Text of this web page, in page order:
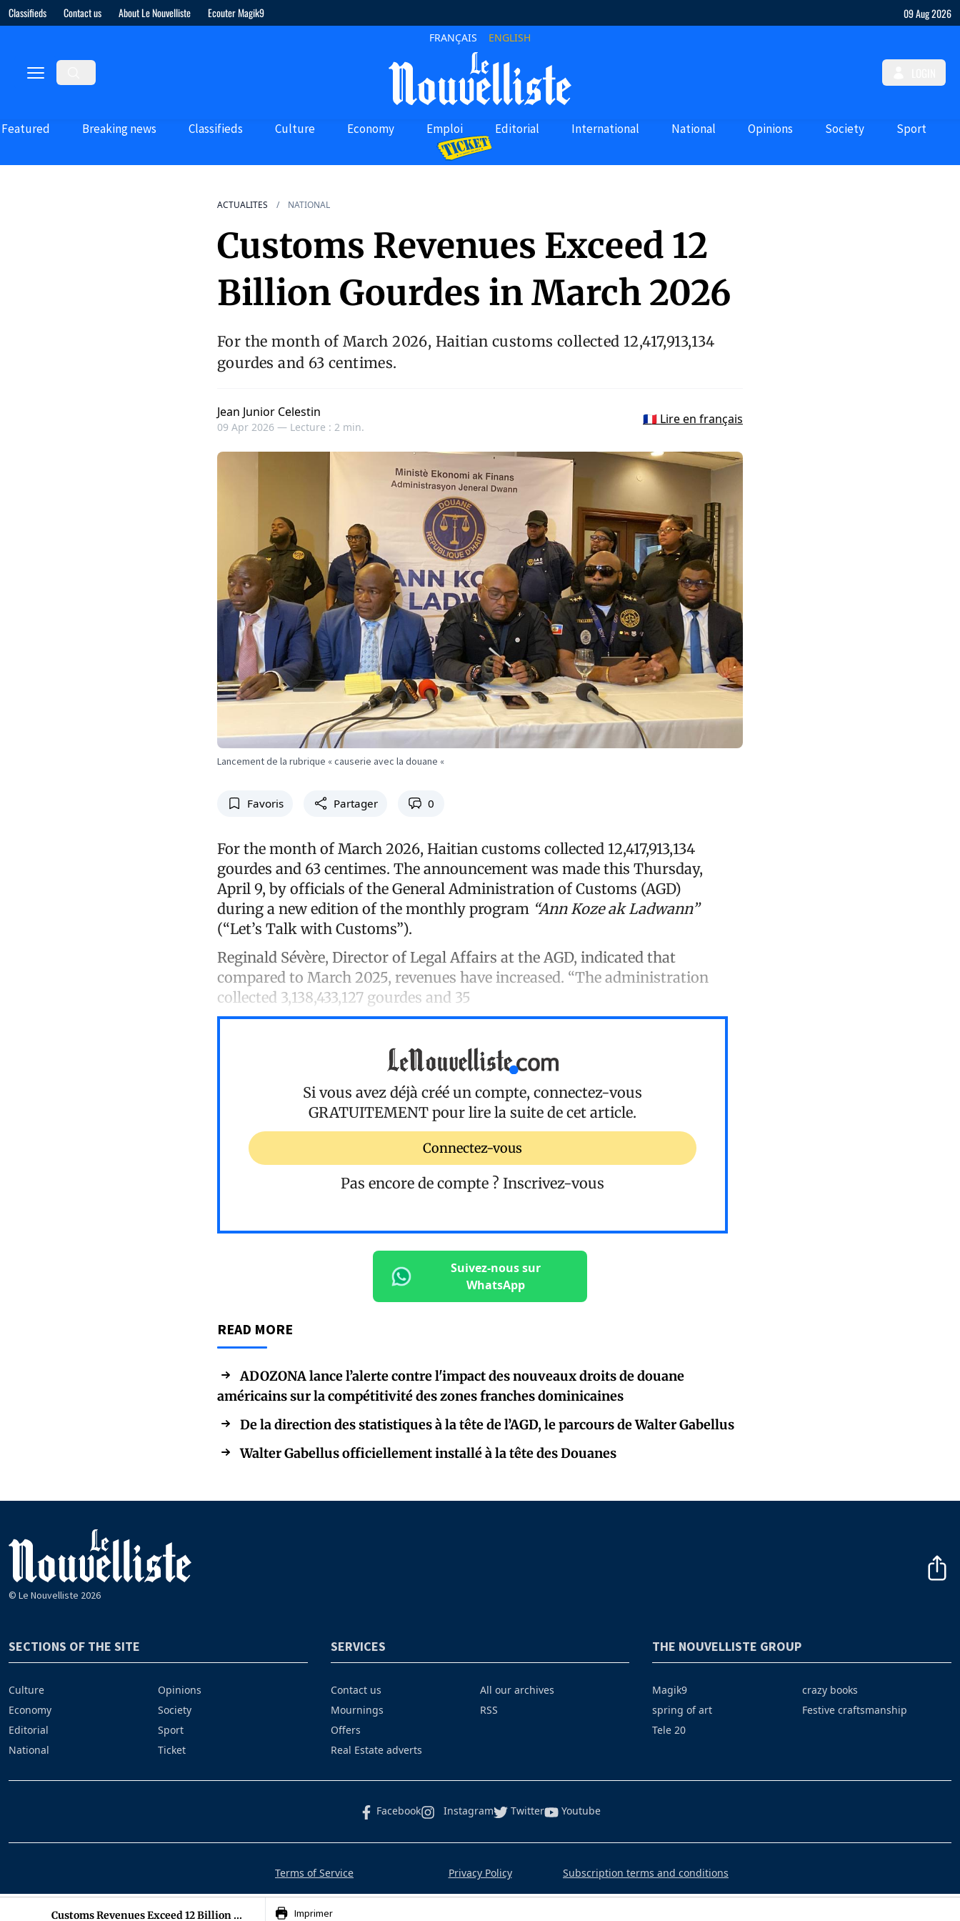
Classifieds Contact us About Le Nouvelliste Ecouter Magik9 09 Aug 2026
FRANÇAIS ENGLISH
Featured Breaking news Classifieds Culture Economy Emploi Editorial International National Opinions Society Sport
ACTUALITES NATIONAL
Customs Revenues Exceed 12
Billion Gourdes in March 2026
For the month of March 2026, Haitian customs collected 12,417,913,134
gourdes and 63 centimes.
Jean Junior Celestin
09 Apr 2026 — Lecture : 2 min.
🇫🇷 Lire en français
Lancement de la rubrique « causerie avec la douane «
Favoris Partager 0
For the month of March 2026, Haitian customs collected 12,417,913,134
gourdes and 63 centimes. The announcement was made this Thursday,
April 9, by officials of the General Administration of Customs (AGD)
during a new edition of the monthly program “Ann Koze ak Ladwann”
(“Let’s Talk with Customs”).
Reginald Sévère, Director of Legal Affairs at the AGD, indicated that
compared to March 2025, revenues have increased. “The administration
collected 3,138,433,127 gourdes and 35
Si vous avez déjà créé un compte, connectez-vous
GRATUITEMENT pour lire la suite de cet article.
Connectez-vous
Pas encore de compte ? Inscrivez-vous
Suivez-nous sur
WhatsApp
READ MORE
ADOZONA lance l’alerte contre l'impact des nouveaux droits de douane
américains sur la compétitivité des zones franches dominicaines
De la direction des statistiques à la tête de l’AGD, le parcours de Walter Gabellus
Walter Gabellus officiellement installé à la tête des Douanes
Customs Revenues Exceed 12 Billion ... Imprimer
© Le Nouvelliste 2026
SECTIONS OF THE SITE
Culture
Economy
Editorial
National
Opinions
Society
Sport
Ticket
SERVICES
Contact us
Mournings
Offers
Real Estate adverts
All our archives
RSS
THE NOUVELLISTE GROUP
Magik9
spring of art
Tele 20
crazy books
Festive craftsmanship
Facebook Instagram Twitter Youtube
Terms of Service Privacy Policy Subscription terms and conditions